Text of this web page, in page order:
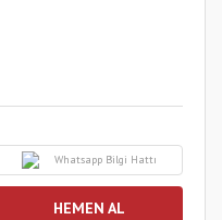
Whatsapp Bilgi Hattı
HEMEN AL